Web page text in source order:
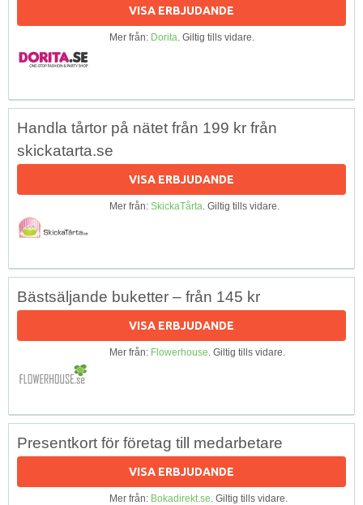
VISA ERBJUDANDE
Mer från: Dorita. Giltig tills vidare.
Handla tårtor på nätet från 199 kr från
skickatarta.se
VISA ERBJUDANDE
Mer från: SkickaTårta. Giltig tills vidare.
Bästsäljande buketter – från 145 kr
VISA ERBJUDANDE
Mer från: Flowerhouse. Giltig tills vidare.
Presentkort för företag till medarbetare
VISA ERBJUDANDE
Mer från: Bokadirekt.se. Giltig tills vidare.